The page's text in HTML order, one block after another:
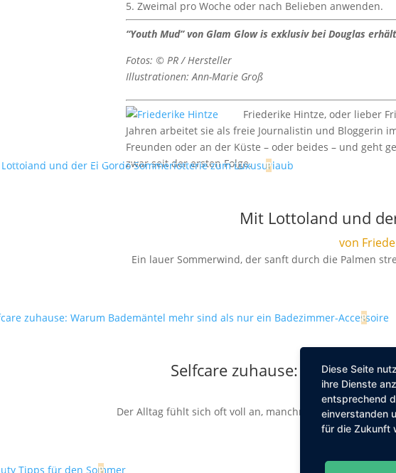
5. Zweimal pro Woche oder nach Belieben anwenden.
“Youth Mud” von Glam Glow is exklusiv bei Douglas
Fotos: © PR / Hersteller
Illustrationen: Ann-Marie Groß
Friederike Hintze, oder lieber
Jahren arbeitet sie als freie Journalistin und Bloggerin
Freunden oder an der Küste – oder beides – und geht
zwar seit der ersten Folge.
Mit Lottoland und
von
Ein lauer Sommerwind, der sanft durch die Palmen
Selfcare zuhause: Warum
von
Der Alltag fühlt sich oft voll an, manchmal auch ein
Diese Seite
ihre Dienste
entsprechend
einverstanden
für die Zukunft